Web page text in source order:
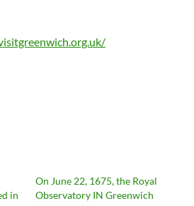
in
On June 22, 1675, the Royal
Observatory IN Greenwich